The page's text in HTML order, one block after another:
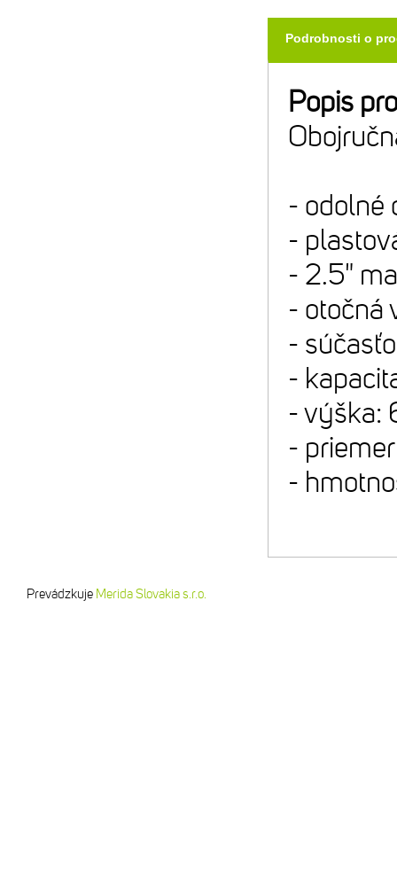
Podrobnosti o
Popis
- odolné
-
- 2.5"
- otočná
-
-
- výška:
-
-
Prevádzkuje Merida Slovakia s.r.o.